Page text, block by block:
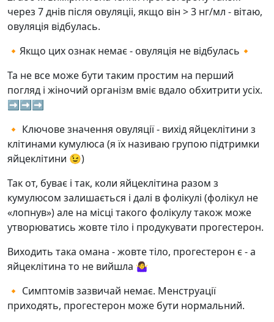
через 7 днів після овуляціі, якщо він > 3 нг/мл - вітаю,
овуляція відбулась.
🔸Якщо цих ознак немає - овуляція не відбулась🔸
Та не все може бути таким простим на перший
погляд і жіночий організм вміє вдало обхитрити усіх.
➡️➡️➡️
🔸 Ключове значення овуляції - вихід яйцеклітини з
клітинами кумулюса (я їх називаю групою підтримки
яйцеклітини 😉)
Так от, буває і так, коли яйцеклітина разом з
кумулюсом залишається і далі в фолікулі (фолікул не
«лопнув») але на місці такого фолікулу також може
утворюватись жовте тіло і продукувати прогестерон.
Виходить така омана - жовте тіло, прогестерон є - а
яйцеклітина то не вийшла 🤷‍♀️
🔸 Симптомів зазвичай немає. Менструації
приходять, прогестерон може бути нормальний.